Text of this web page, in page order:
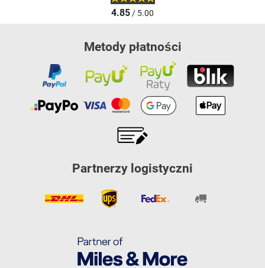
4.85/ 5.00
Metody płatności
Partnerzy logistyczni